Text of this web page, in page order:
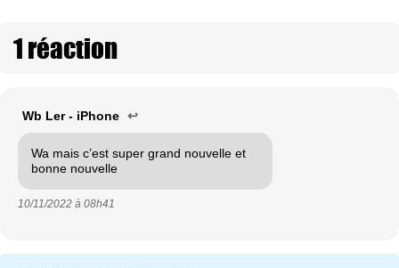
1 réaction
Wb Ler - iPhone ↩
Wa mais c’est super grand nouvelle et
bonne nouvelle
10/11/2022 à 08h41